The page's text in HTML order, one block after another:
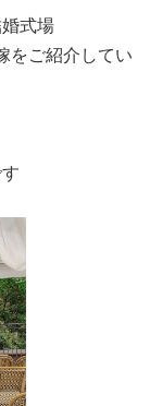
式場
をご紹介してい